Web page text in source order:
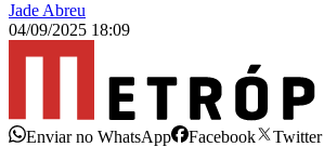
Jade Abreu
04/09/2025 18:09
Enviar no WhatsApp Facebook
Twitter